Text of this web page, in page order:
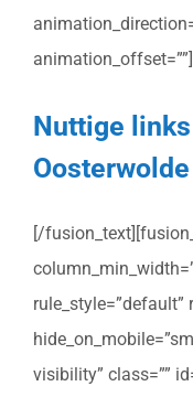
animation_offset=””]
Nuttige
[/
rule_style=”default”
visibility” class=””